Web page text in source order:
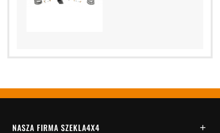
NASZA FIRMA SZEKLA4X4 